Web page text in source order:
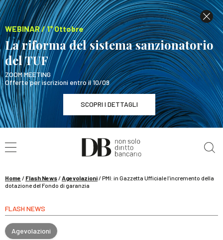
WEBINAR / 1° Ottobre
La riforma del sistema sanzionatorio
del TUF
ZOOM MEETING
Offerte per iscrizioni entro il 10/09
SCOPRI I DETTAGLI
WEBINAR / 1° Ottobre
La riforma del sistema sanzionatorio del TUF
Home / Flash News/Agevolazioni/PMI: in Gazzetta Ufficiale l’incremento della
dotazione del Fondo di garanzia
FLASH NEWS
Agevolazioni